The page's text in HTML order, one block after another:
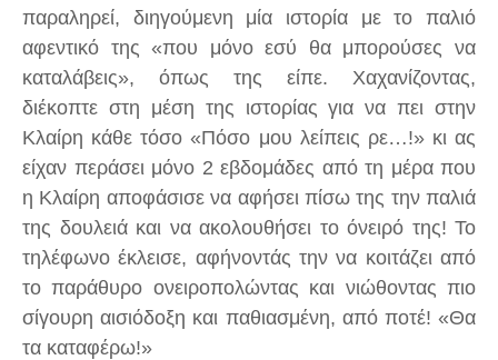
παραληρεί, διηγούμενη μία ιστορία με το παλιό
αφεντικό της «που μόνο εσύ θα μπορούσες να
καταλάβεις», όπως της είπε. Χαχανίζοντας,
διέκοπτε στη μέση της ιστορίας για να πει στην
Κλαίρη κάθε τόσο «Πόσο μου λείπεις ρε…!» κι ας
είχαν περάσει μόνο 2 εβδομάδες από τη μέρα που
η Κλαίρη αποφάσισε να αφήσει πίσω της την παλιά
της δουλειά και να ακολουθήσει το όνειρό της! Το
τηλέφωνο έκλεισε, αφήνοντάς την να κοιτάζει από
το παράθυρο ονειροπολώντας και νιώθοντας πιο
σίγουρη αισιόδοξη και παθιασμένη, από ποτέ! «Θα
τα καταφέρω!»